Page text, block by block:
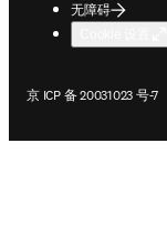
无障碍
京 ICP 备 20031023 号-7
在新的选项卡/窗口中打开